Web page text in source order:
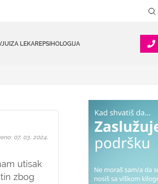
ZA LEKAREPSIHOLOGIJA
utisak
zbog
07. 03. 2024.